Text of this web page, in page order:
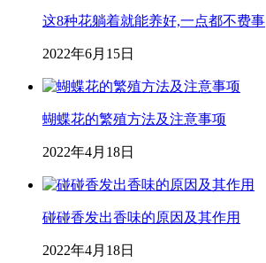
这8种花躺着就能养好,一点都不费事
2022年6月15日
蝴蝶花的繁殖方法及注意事项
2022年4月18日
碰碰香发出香味的原因及其作用
2022年4月18日